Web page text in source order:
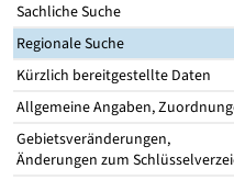
Sachliche Suche
Regionale Suche
Kürzlich bereitgestellte Daten
Allgemeine Angaben,
Gebietsveränderungen,
Änderungen zum